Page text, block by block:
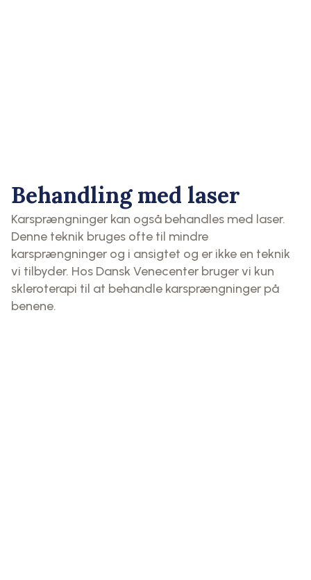
Behandling med laser
Karsprængninger kan også behandles med laser.
Denne teknik bruges ofte til mindre
karsprængninger og i ansigtet og er ikke en teknik
vi tilbyder. Hos Dansk Venecenter bruger vi kun
skleroterapi til at behandle karsprængninger på
benene.